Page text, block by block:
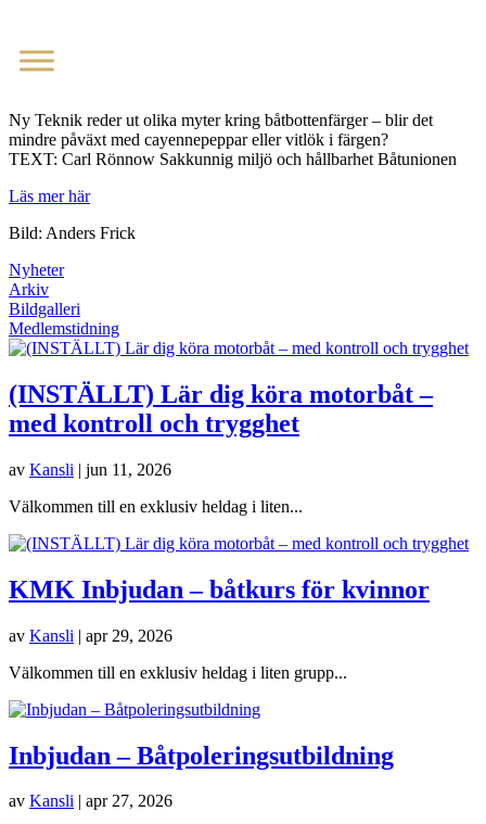
Ny Teknik reder ut olika myter kring båtbottenfärger – blir det
mindre påväxt med cayennepeppar eller vitlök i färgen?
TEXT: Carl Rönnow Sakkunnig miljö och hållbarhet Båtunionen
Läs merhär
Bild: Anders Frick
Nyheter
Arkiv
Bildgalleri
Medlemstidning
(INSTÄLLT) Lär dig köra motorbåt –
med kontroll och trygghet
av Kansli | jun 11, 2026
Välkommen till en exklusiv heldag i liten...
KMK Inbjudan – båtkurs för kvinnor
av Kansli | apr 29, 2026
Välkommen till en exklusiv heldag i liten grupp...
Inbjudan – Båtpoleringsutbildning
av Kansli | apr 27, 2026